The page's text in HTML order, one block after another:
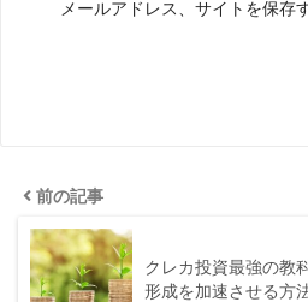
メールアドレス、サイトを保存
前の記事
クレカ投資最強の教
形成を加速させる方